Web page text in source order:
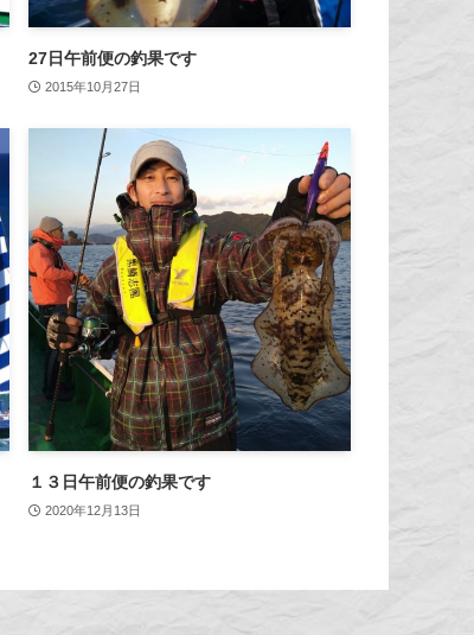
27日午前便の釣果です
2015年10月27日
１３日午前便の釣果です
2020年12月13日